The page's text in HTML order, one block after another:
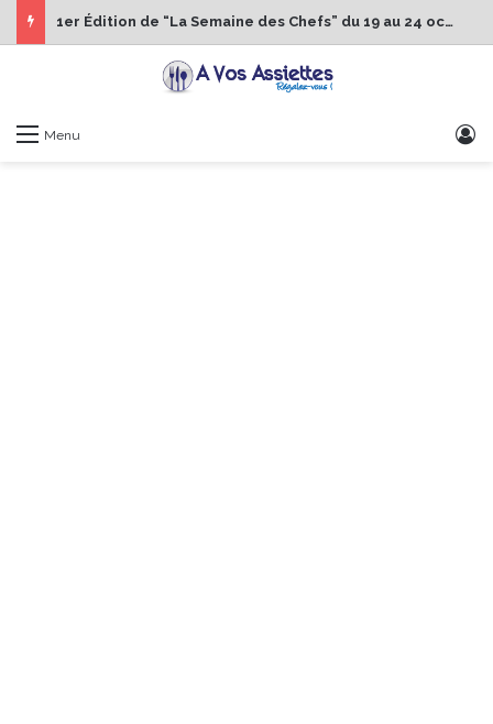
1er Édition de “La Semaine des Chefs” du 19 au 24 octobre 2026
Menu